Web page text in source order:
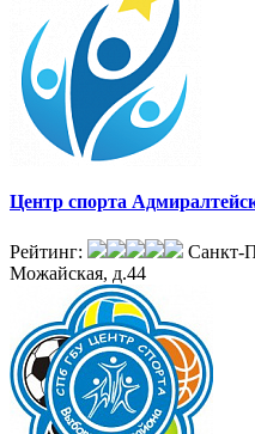
Центр спорта
Рейтинг:
Санкт-
Можайская, д.44